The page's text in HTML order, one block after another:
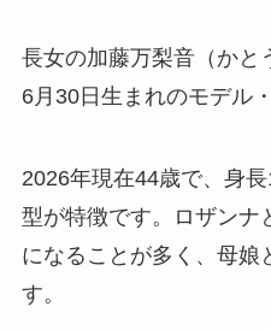
長女の加藤万梨音（かと
6月30日生まれのモデル
2026年現在44歳で、身
型が特徴です。ロザンナ
になることが多く、母娘
す。